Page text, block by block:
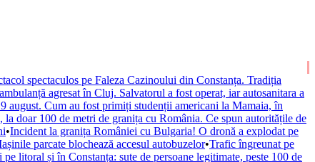
spectaculos pe Faleza Cazinoului din Constanța. Tradiția
agresat în Cluj. Salvatorul a fost operat, iar autosanitara a
august. Cum au fost primiți studenții americani la Mamaia, în
doar 100 de metri de granița cu România. Ce spun autoritățile de
•Incident la granița României cu Bulgaria! O dronă a explodat pe
parcate blochează accesul autobuzelor•Trafic îngreunat pe
pe litoral și în Constanța: sute de persoane legitimate, peste 100 de